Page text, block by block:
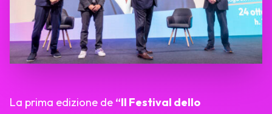
La prima edizione de “Il Festival dello